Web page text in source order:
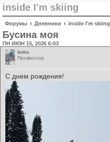
inside I'm skiing
Форумы Дневники inside I'm skiing
Бусина моя
ПН ИЮН 15, 2026 6:03
bobo
Профессор
С днем рождения!